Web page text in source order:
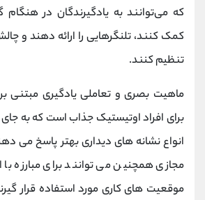
که می‌توانند به یادگیرندگان در
کمک کنند، تلنگرهایی را ارائه دهند و
تنظیم کنند.
ماهیت بصری و تعاملی یادگیری مبتنی بر
برای افراد اوتیستیک جذاب است که به
انواع نشانه های دیداری بهتر پاسخ می
مجازی همچنین می توانند برای مبارزه
موقعیت های کاری مورد استفاده قرار